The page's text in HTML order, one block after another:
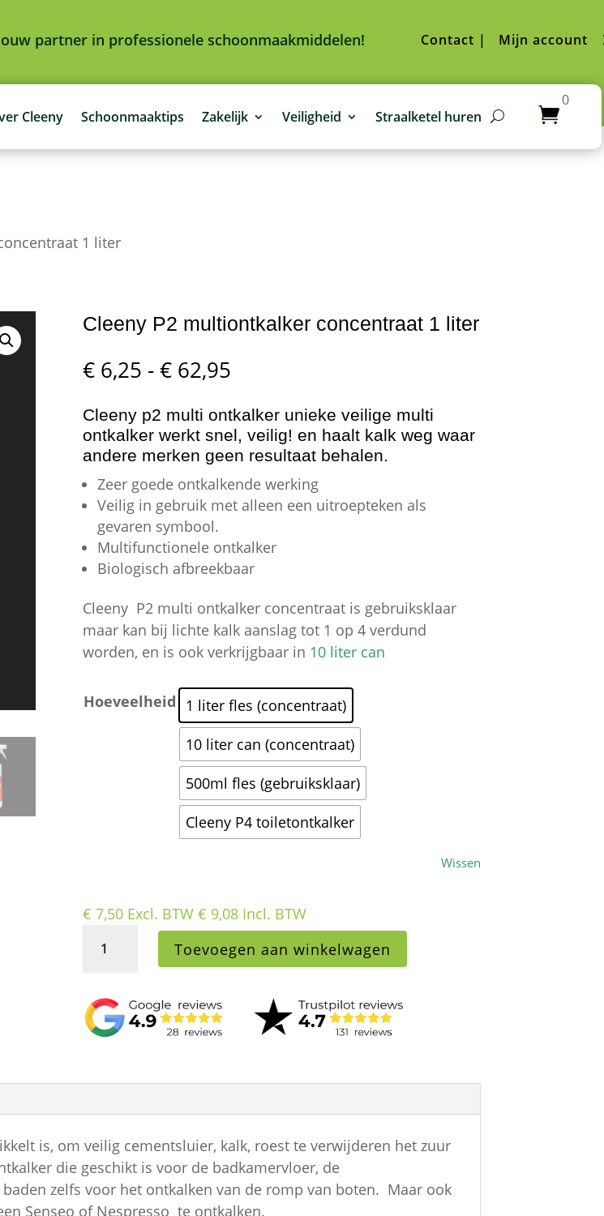
partner in professionele schoonmaakmiddelen! Contact | Mijn account
Cleeny Schoonmaaktips Zakelijk Veiligheid Straalketel huren
0
1 liter
Cleeny P2 multiontkalker concentraat 1 liter
€6,25 - €62,95Prijsklasse:
tot
€ 62,95
Cleeny p2 multi ontkalker unieke veilige multi
ontkalker werkt snel, veilig! en haalt kalk weg waar
andere merken geen resultaat behalen.
Zeer goede ontkalkende werking
Veilig in gebruik met alleen een uitroepteken als
gevaren symbool.
Multifunctionele ontkalker
Biologisch afbreekbaar
Cleeny P2 multi ontkalker concentraat is gebruiksklaar
maar kan bij lichte kalk aanslag tot 1 op 4 verdund
worden, en is ook verkrijgbaar in 10 liter can
Hoeveelheid
1 liter fles (concentraat)
10 liter can (concentraat)
500ml fles (gebruiksklaar)
Cleeny P4 toiletontkalker
Wissen
€ 7,50 Excl. BTW € 9,08Incl. BTW
concentraat
1
liter
Toevoegen aan winkelwagen
is, om veilig cementsluier, kalk, roest te verwijderen het zuur
die geschikt is voor de badkamervloer, de
zelfs voor het ontkalken van de romp van boten. Maar ook
Senseo of Nespresso te ontkalken.